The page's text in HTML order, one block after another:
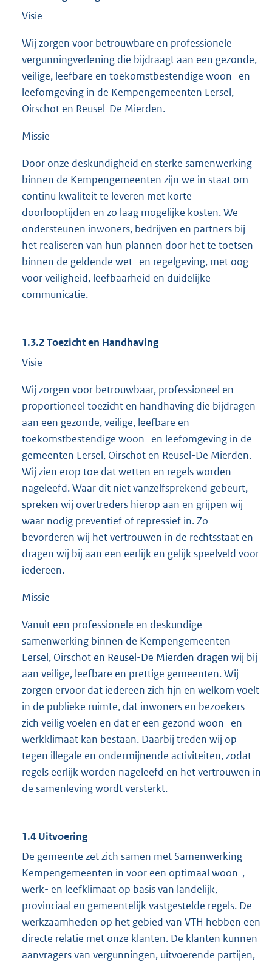
Visie
Wij zorgen voor betrouwbare en professionele
vergunningverlening die bijdraagt aan een gezonde,
veilige, leefbare en toekomstbestendige woon- en
leefomgeving in de Kempengemeenten Eersel,
Oirschot en Reusel-De Mierden.
Missie
Door onze deskundigheid en sterke samenwerking
binnen de Kempengemeenten zijn we in staat om
continu kwaliteit te leveren met korte
doorlooptijden en zo laag mogelijke kosten. We
ondersteunen inwoners, bedrijven en partners bij
het realiseren van hun plannen door het te toetsen
binnen de geldende wet- en regelgeving, met oog
voor veiligheid, leefbaarheid en duidelijke
communicatie.
1.3.2 Toezicht en Handhaving
Visie
Wij zorgen voor betrouwbaar, professioneel en
proportioneel toezicht en handhaving die bijdragen
aan een gezonde, veilige, leefbare en
toekomstbestendige woon- en leefomgeving in de
gemeenten Eersel, Oirschot en Reusel-De Mierden.
Wij zien erop toe dat wetten en regels worden
nageleefd. Waar dit niet vanzelfsprekend gebeurt,
spreken wij overtreders hierop aan en grijpen wij
waar nodig preventief of repressief in. Zo
bevorderen wij het vertrouwen in de rechtsstaat en
dragen wij bij aan een eerlijk en gelijk speelveld voor
iedereen.
Missie
Vanuit een professionele en deskundige
samenwerking binnen de Kempengemeenten
Eersel, Oirschot en Reusel-De Mierden dragen wij bij
aan veilige, leefbare en prettige gemeenten. Wij
zorgen ervoor dat iedereen zich fijn en welkom voelt
in de publieke ruimte, dat inwoners en bezoekers
zich veilig voelen en dat er een gezond woon- en
werkklimaat kan bestaan. Daarbij treden wij op
tegen illegale en ondermijnende activiteiten, zodat
regels eerlijk worden nageleefd en het vertrouwen in
de samenleving wordt versterkt.
1.4 Uitvoering
De gemeente zet zich samen met Samenwerking
Kempengemeenten in voor een optimaal woon-,
werk- en leefklimaat op basis van landelijk,
provinciaal en gemeentelijk vastgestelde regels. De
werkzaamheden op het gebied van VTH hebben een
directe relatie met onze klanten. De klanten kunnen
aanvragers van vergunningen, uitvoerende partijen,